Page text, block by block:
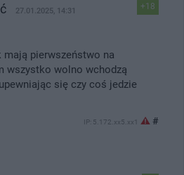
+18
27.01.2025, 14:31
mają pierwszeństwo na
wszystko wolno wchodzą
się czy coś jedzie
IP: 5.172.xx5.xx1 #